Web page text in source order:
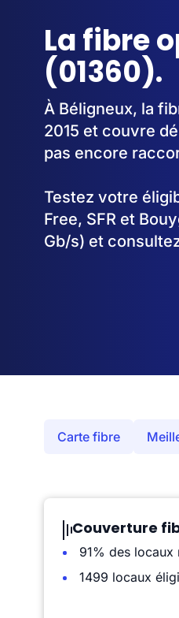
La fibre
(01360).
À Béligneux, la
2015 et couvre
pas encore
Testez votre
Free, SFR et
Gb/s) et
Carte fibre
Couverture
91% des
1499 locaux